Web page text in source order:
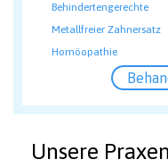
Behindertengerechte
Metallfreier Zahnersatz
Homöopathie
Unsere Praxen